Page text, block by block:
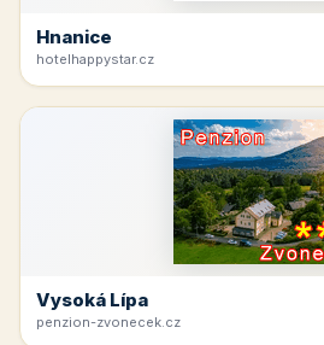
Hnanice
hotelhappystar.cz
Vysoká Lípa
penzion-zvonecek.cz